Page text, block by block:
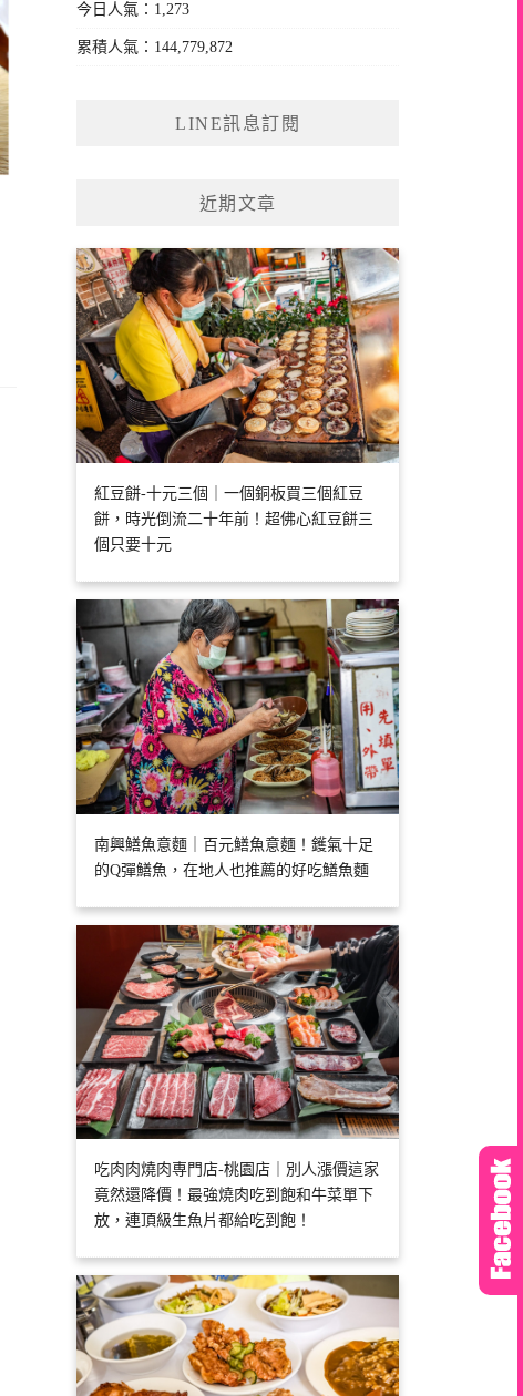
今日人氣：1,273
累積人氣：144,779,872
LINE訊息訂閱
近期文章
紅豆餅-十元三個｜一個銅板買三個紅豆
餅，時光倒流二十年前！超佛心紅豆餅三
個只要十元
南興鱔魚意麵｜百元鱔魚意麵！鑊氣十足
的Q彈鱔魚，在地人也推薦的好吃鱔魚麵
吃肉肉燒肉専門店-桃園店｜別人漲價這家
竟然還降價！最強燒肉吃到飽和牛菜單下
放，連頂級生魚片都給吃到飽！